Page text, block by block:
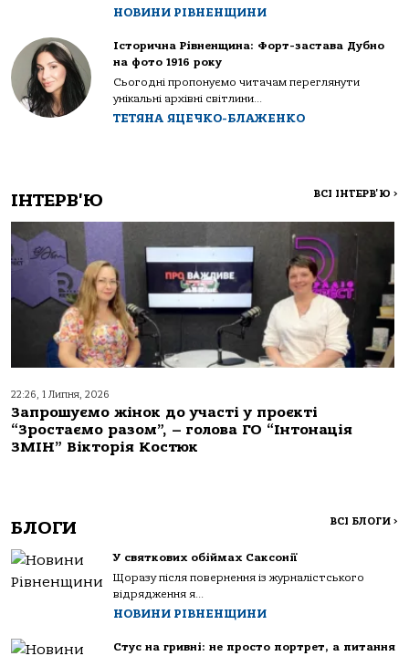
НОВИНИ РІВНЕНЩИНИ
Історична Рівненщина: Форт-застава Дубно
на фото 1916 року
Сьогодні пропонуємо читачам переглянути
унікальні архівні світлини...
ТЕТЯНА ЯЦЕЧКО-БЛАЖЕНКО
ІНТЕРВ'Ю ВСІ ІНТЕРВ'Ю >
22:26, 1 Липня, 2026
Запрошуємо жінок до участі у проєкті
“Зростаємо разом”, – голова ГО “Інтонація
ЗМІН” Вікторія Костюк
БЛОГИ ВСІ БЛОГИ >
У святкових обіймах Саксонії
Щоразу після повернення із журналістського
відрядження я...
НОВИНИ РІВНЕНЩИНИ
Стус на гривні: не просто портрет, а питання